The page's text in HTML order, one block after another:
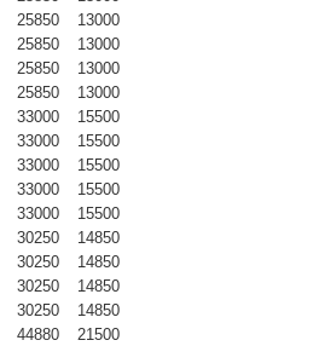
25850
13000
25850
13000
25850
13000
25850
13000
33000
15500
33000
15500
33000
15500
33000
15500
33000
15500
30250
14850
30250
14850
30250
14850
30250
14850
44880
21500